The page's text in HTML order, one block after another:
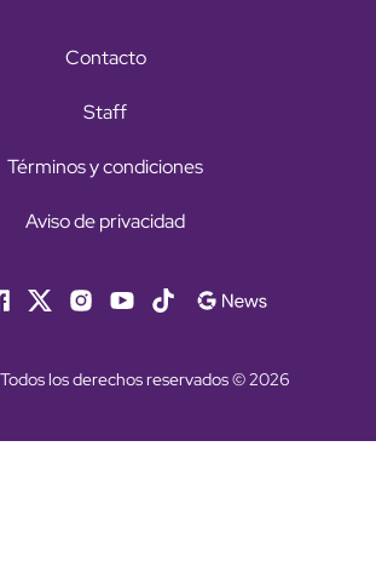
Contacto
Staff
Términos y condiciones
Aviso de privacidad
los derechos reservados © 2026